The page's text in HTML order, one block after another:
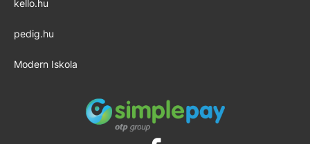
kello.hu
pedig.hu
Modern Iskola